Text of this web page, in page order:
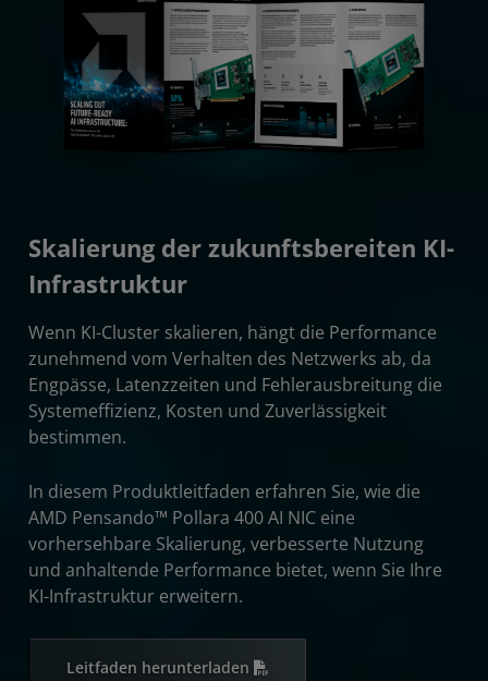
Skalierung der zukunftsbereiten KI-
Infrastruktur
Wenn KI-Cluster skalieren, hängt die Performance
zunehmend vom Verhalten des Netzwerks ab, da
Engpässe, Latenzzeiten und Fehlerausbreitung die
Systemeffizienz, Kosten und Zuverlässigkeit
bestimmen.
In diesem Produktleitfaden erfahren Sie, wie die
AMD Pensando™ Pollara 400 AI NIC eine
vorhersehbare Skalierung, verbesserte Nutzung
und anhaltende Performance bietet, wenn Sie Ihre
KI-Infrastruktur erweitern.
Leitfaden herunterladen